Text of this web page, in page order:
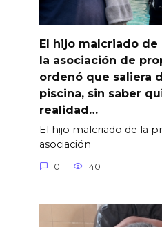
El hijo malcriado
la asociación de
ordenó que saliera
piscina, sin saber
realidad…
El hijo malcriado de la
asociación
0 40